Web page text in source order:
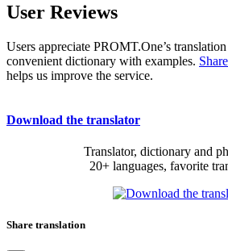
User Reviews
Users appreciate PROMT.One’s
convenient dictionary with examples.
helps us improve the service.
Download the translator
Translator, dictionary and
20+ languages, favorite
Share translation